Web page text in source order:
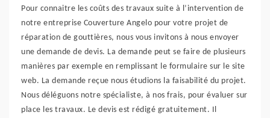
Pour connaitre les coûts des travaux suite à l’intervention de
notre entreprise Couverture Angelo pour votre projet de
réparation de gouttières, nous vous invitons à nous envoyer
une demande de devis. La demande peut se faire de plusieurs
manières par exemple en remplissant le formulaire sur le site
web. La demande reçue nous étudions la faisabilité du projet.
Nous déléguons notre spécialiste, à nos frais, pour évaluer sur
place les travaux. Le devis est rédigé gratuitement. Il